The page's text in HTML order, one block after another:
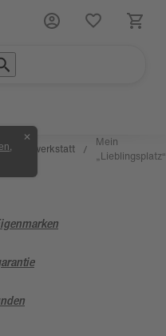
✕
Kreativwerkstatt /
Mein
„Lieblingsplatz“